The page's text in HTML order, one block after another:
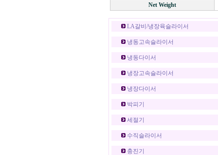
Net Weight
LA갈비/냉장육슬라이서
냉동고속슬라이서
냉동다이서
냉장고속슬라이서
냉장다이서
박피기
세절기
수직슬라이서
충진기